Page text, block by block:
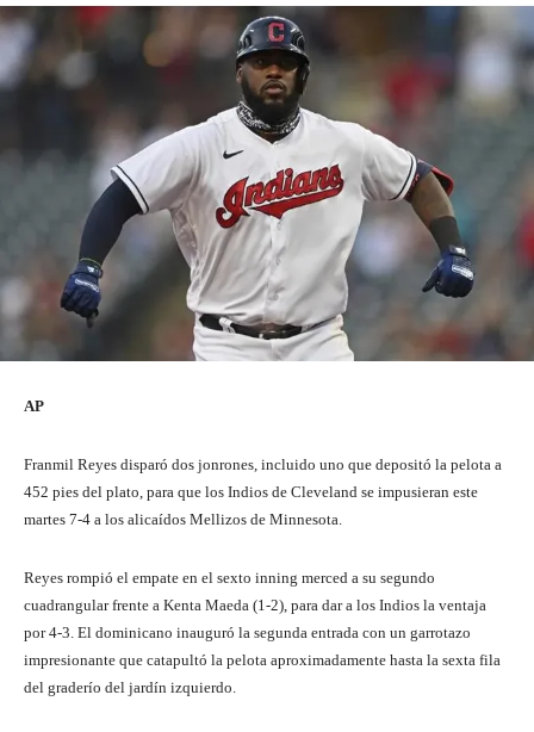
AP
Franmil Reyes disparó dos jonrones, incluido uno que depositó la pelota a
452 pies del plato, para que los Indios de Cleveland se impusieran este
martes 7-4 a los alicaídos Mellizos de Minnesota.
Reyes rompió el empate en el sexto inning merced a su segundo
cuadrangular frente a Kenta Maeda (1-2), para dar a los Indios la ventaja
por 4-3. El dominicano inauguró la segunda entrada con un garrotazo
impresionante que catapultó la pelota aproximadamente hasta la sexta fila
del graderío del jardín izquierdo.